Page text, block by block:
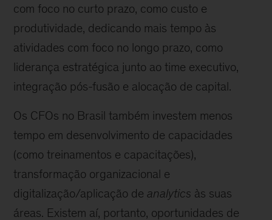
com foco no curto prazo, como custo e
produtividade, dedicando mais tempo às
atividades com foco no longo prazo, como
liderança estratégica junto ao time executivo,
integração pós-fusão e alocação de capital.
Os CFOs no Brasil também investem menos
tempo em desenvolvimento de capacidades
(como treinamentos e capacitações),
transformação organizacional e
digitalização/aplicação deanalytics às suas
áreas. Existem aí, portanto, oportunidades de